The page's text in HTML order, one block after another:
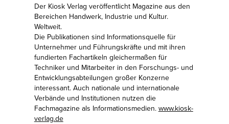
Der Kiosk Verlag veröffentlicht Magazine aus den
Bereichen Handwerk, Industrie und Kultur.
Weltweit.
Die Publikationen sind Informationsquelle für
Unternehmer und Führungskräfte und mit ihren
fundierten Fachartikeln gleichermaßen für
Techniker und Mitarbeiter in den Forschungs- und
Entwicklungsabteilungen großer Konzerne
interessant. Auch nationale und internationale
Verbände und Institutionen nutzen die
Fachmagazine als Informationsmedien. www.kiosk-
verlag.de